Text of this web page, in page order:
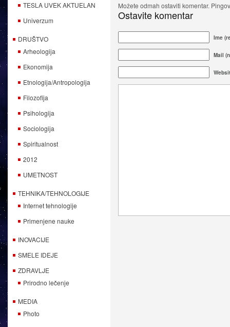
TESLA UVEK AKTUELAN
Univerzum
DRUŠTVO
Arheologija
Ekonomija
Etnologija/Antropologija
Filozofija
Psihologija
Sociologija
Spiritualnost
2012
UMETNOST
TEHNIKA/TEHNOLOGIJE
Internet tehnologije
Primenjene nauke
INOVACIJE
SMELE IDEJE
ZDRAVLJE
Prirodno lečenje
MEDIA
Photo
Možete odmah ostaviti komentar.
Ostavite komentar
Ime
Mail